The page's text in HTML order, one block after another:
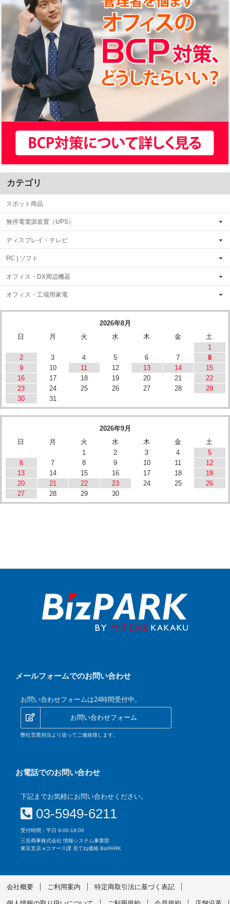
カテゴリ
スポット商品
無停電電源装置（UPS）
ディスプレイ・テレビ
PC | ソフト
オフィス・DX周辺機器
オフィス・工場用家電
2026年8月
日
月 火 水 木 金
土
1
2
3 4 5 6 7
8
9
10 11 12 13 14
15
16
17 18 19 20 21
22
23
24 25 26 27 28
29
30
31
2026年9月
日
月 火 水 木 金
土
1
2 3 4
5
6
7 8 9 10 11
12
13
14 15 16 17 18
19
20
21 22 23 24 25
26
27
28 29 30
メールフォームでのお問い合わせ
お問い合わせフォームは24時間受付中。
お問い合わせフォーム
弊社営業担当より追ってご連絡致します。
お電話でのお問い合わせ
下記までお気軽にお問い合わせください。
03-5949-6211
受付時間：平日 9:00-18:00
三谷商事株式会社 情報システム事業部
東京支店 eコマース課 見てね価格 BizPARK
会社概要 ご利用案内 特定商取引法に基づく表記